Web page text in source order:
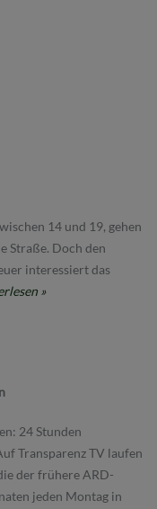
14 und 19, gehen
Straße. Doch den
interessiert das
»
24 Stunden
Transparenz TV laufen
der frühere ARD-
jeden Montag in